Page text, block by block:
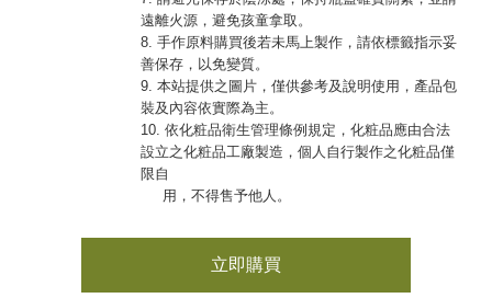
遠離火源，避免孩童拿取。
8. 手作原料購買後若未馬上製作，請依標籤指示妥
善保存，以免變質。
9. 本站提供之圖片，僅供參考及說明使用，產品包
裝及內容依實際為主。
10. 依化粧品衛生管理條例規定，化粧品應由合法
設立之化粧品工廠製造，個人自行製作之化粧品僅
限自
用，不得售予他人。
立即購買